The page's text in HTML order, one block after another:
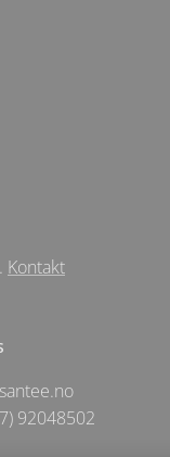
. Kontakt
92048502